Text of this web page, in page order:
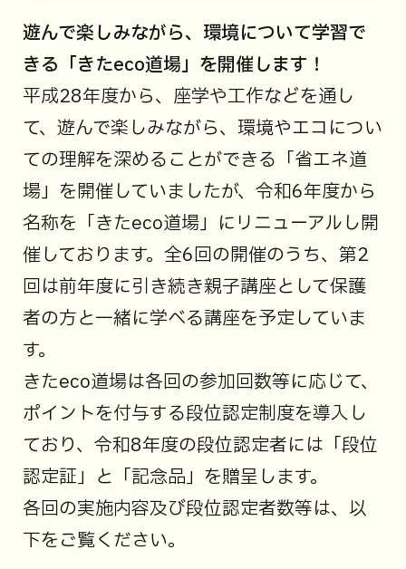
遊んで楽しみながら、環境について学習で
きる「きたeco道場」を開催します！
平成28年度から、座学や工作などを通し
て、遊んで楽しみながら、環境やエコについ
ての理解を深めることができる「省エネ道
場」を開催していましたが、令和6年度から
名称を「きたeco道場」にリニューアルし開
催しております。全6回の開催のうち、第2
回は前年度に引き続き親子講座として保護
者の方と一緒に学べる講座を予定していま
す。
きたeco道場は各回の参加回数等に応じて、
ポイントを付与する段位認定制度を導入し
ており、令和8年度の段位認定者には「段位
認定証」と「記念品」を贈呈します。
各回の実施内容及び段位認定者数等は、以
下をご覧ください。